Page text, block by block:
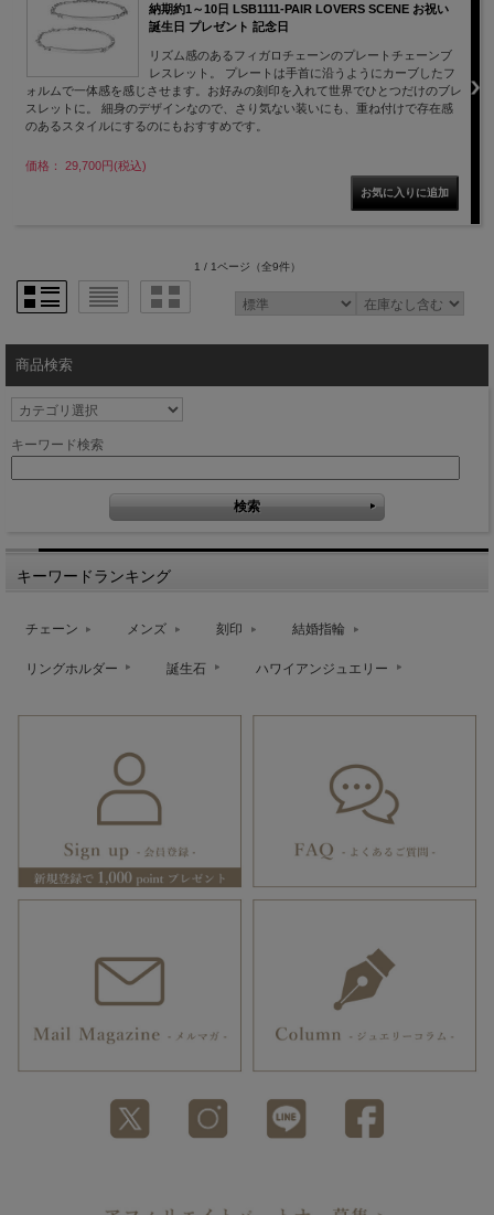
納期約1～10日 LSB1111-PAIR LOVERS SCENE お祝い
誕生日 プレゼント 記念日
リズム感のあるフィガロチェーンのプレートチェーンブ
レスレット。 プレートは手首に沿うようにカーブしたフ
ォルムで一体感を感じさせます。お好みの刻印を入れて世界でひとつだけのブレ
スレットに。 細身のデザインなので、さり気ない装いにも、重ね付けで存在感
のあるスタイルにするのにもおすすめです。
価格： 29,700円(税込)
1 / 1ページ （全9件）
商品検索
キーワード検索
キーワードランキング
チェーン メンズ 刻印 結婚指輪
リングホルダー 誕生石 ハワイアンジュエリー